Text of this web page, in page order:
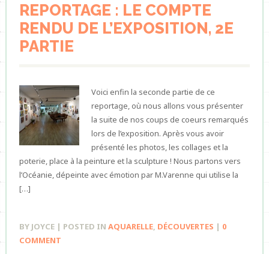
REPORTAGE : LE COMPTE
RENDU DE L’EXPOSITION, 2E
PARTIE
Voici enfin la seconde partie de ce
reportage, où nous allons vous présenter
la suite de nos coups de coeurs remarqués
lors de l’exposition. Après vous avoir
présenté les photos, les collages et la
poterie, place à la peinture et la sculpture ! Nous partons vers
l’Océanie, dépeinte avec émotion par M.Varenne qui utilise la
[…]
BY JOYCE | POSTED INAQUARELLE, DÉCOUVERTES | 0
COMMENT